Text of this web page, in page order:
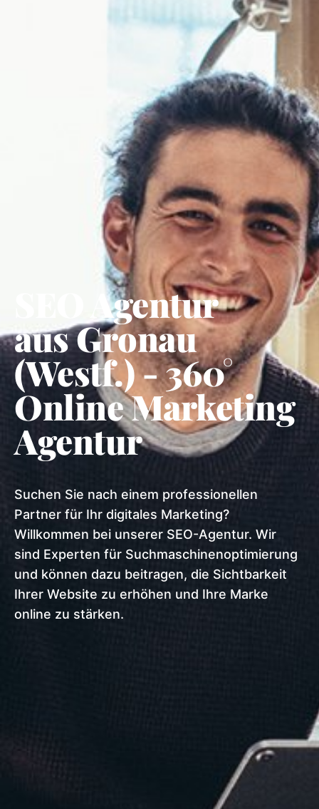
SEO Agentur
aus Gronau
(Westf.) - 360°
Online Marketing
Agentur
Suchen Sie nach einem professionellen
Partner für Ihr digitales Marketing?
Willkommen bei unserer SEO-Agentur. Wir
sind Experten für Suchmaschinenoptimierung
und können dazu beitragen, die Sichtbarkeit
Ihrer Website zu erhöhen und Ihre Marke
online zu stärken.